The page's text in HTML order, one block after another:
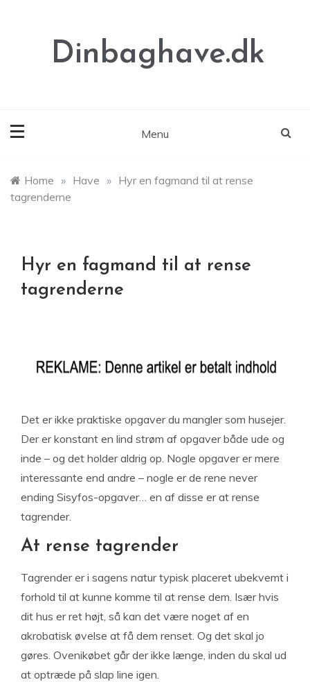
Dinbaghave.dk
Menu
Home » Have » Hyr en fagmand til at rense
tagrenderne
Hyr en fagmand til at rense
tagrenderne
Det er ikke praktiske opgaver du mangler som husejer.
Der er konstant en lind strøm af opgaver både ude og
inde – og det holder aldrig op. Nogle opgaver er mere
interessante end andre – nogle er de rene never
ending Sisyfos-opgaver… en af disse er at rense
tagrender.
At rense tagrender
Tagrender er i sagens natur typisk placeret ubekvemt i
forhold til at kunne komme til at rense dem. Især hvis
dit hus er ret højt, så kan det være noget af en
akrobatisk øvelse at få dem renset. Og det skal jo
gøres. Ovenikøbet går der ikke længe, inden du skal ud
at optræde på slap line igen.